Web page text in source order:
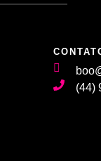
(44)